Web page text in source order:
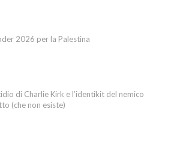
2026 per la Palestina
di Charlie Kirk e l’identikit del nemico
(che non esiste)